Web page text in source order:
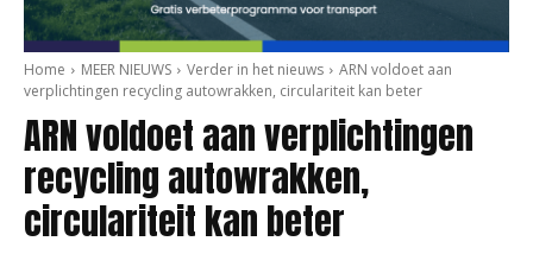
Home MEER NIEUWS Verder in het nieuws
ARN voldoet aan
verplichtingen recycling autowrakken, circulariteit kan beter
ARN voldoet aan verplichtingen
recycling autowrakken,
circulariteit kan beter